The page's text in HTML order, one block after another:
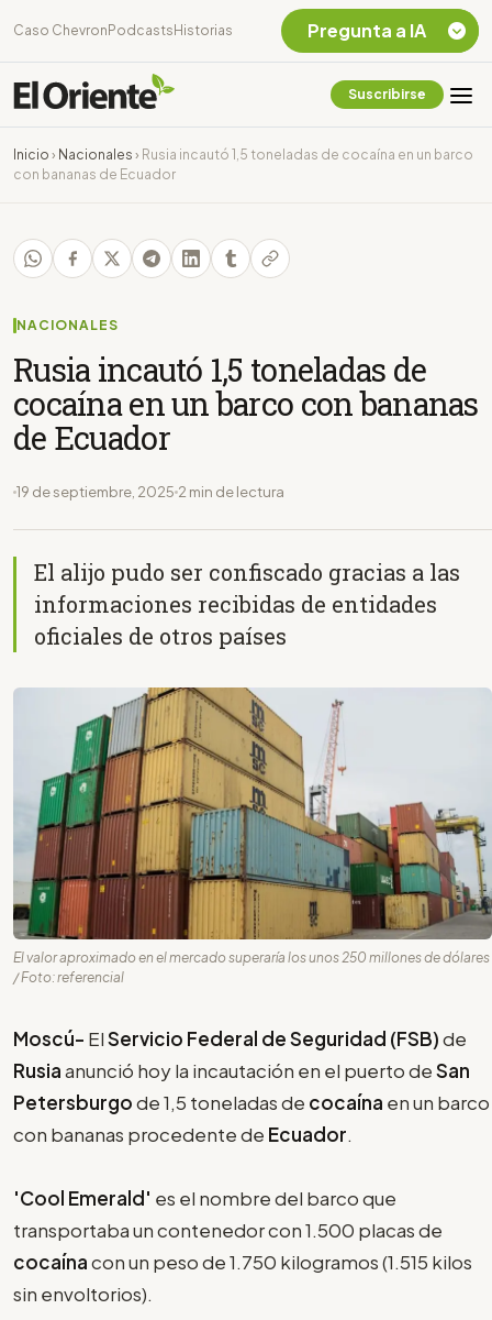
Caso Chevron Podcasts Historias
Suscribirse
Inicio › Nacionales › Rusia incautó 1,5 toneladas de cocaína en un barco
con bananas de Ecuador
NACIONALES
Rusia incautó 1,5 toneladas de
cocaína en un barco con bananas
de Ecuador
19 de septiembre, 2025 2 min de lectura
El alijo pudo ser confiscado gracias a las
informaciones recibidas de entidades
oficiales de otros países
El valor aproximado en el mercado superaría los unos 250 millones de dólares
/ Foto: referencial
Moscú- ElServicio Federal de Seguridad (FSB)de
Rusiaanunció hoy la incautación en el puerto deSan
Petersburgode 1,5 toneladas de cocaína en un barco
con bananas procedente de Ecuador.
'Cool Emerald' es el nombre del barco que
transportaba un contenedor con 1.500 placas de
cocaínacon un peso de 1.750 kilogramos (1.515 kilos
sin envoltorios).
Pregunta a IA
Chevron Ecuador